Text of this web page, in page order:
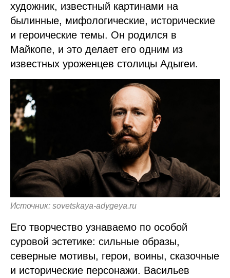
художник, известный картинами на
былинные, мифологические, исторические
и героические темы. Он родился в
Майкопе, и это делает его одним из
известных уроженцев столицы Адыгеи.
Источник: sovetskaya-adygeya.ru
Его творчество узнаваемо по особой
суровой эстетике: сильные образы,
северные мотивы, герои, воины, сказочные
и исторические персонажи. Васильев